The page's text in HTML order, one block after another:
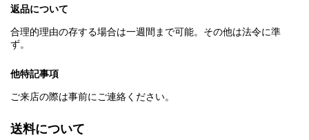
返品について
合理的理由の存する場合は一週間まで可能。その他は法令に準
ず。
他特記事項
ご来店の際は事前にご連絡ください。
送料について